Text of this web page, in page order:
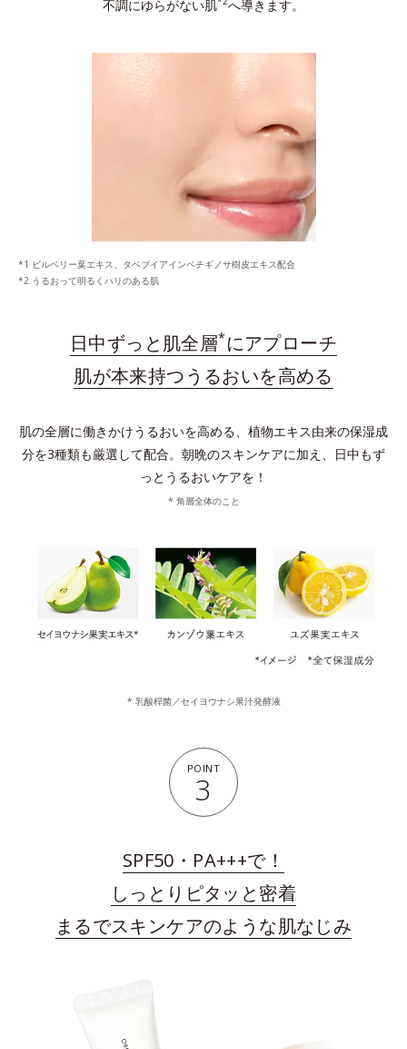
不調にゆらがない肌 へ導きます。
ビルベリー葉エキス、タベブイアインペチギノサ樹皮エキス配合
うるおって明るくハリのある肌
日中ずっと肌全層* にアプローチ
肌が本来持つうるおいを高める
肌の全層に働きかけうるおいを高める、植物エキス由来の保湿成
分を3種類も厳選して配合。 朝晩のスキンケアに加え、日中もず
っとうるおいケアを！
* 角層全体のこと
* 乳酸桿菌／セイヨウナシ果汁発酵液
POINT
3
SPF50・PA+++で！
しっとりピタッと密着
まるでスキンケアのような肌なじみ